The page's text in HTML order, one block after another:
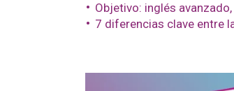
Objetivo: inglés
7 diferencias clave entre